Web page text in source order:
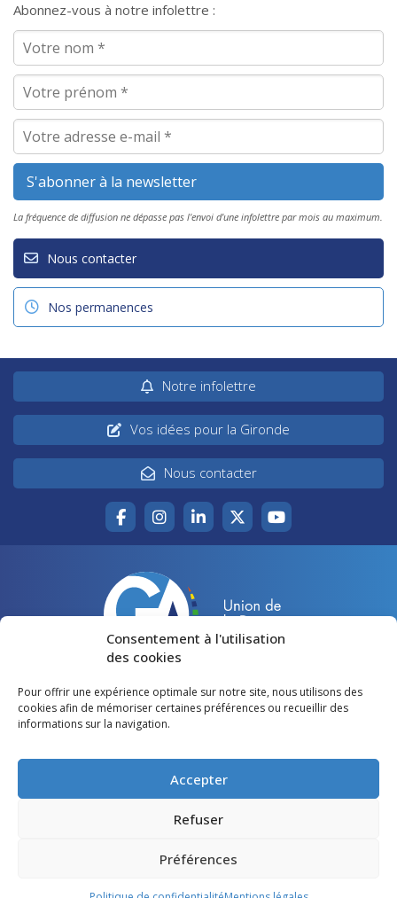
Consentement à l'utilisation
des cookies
Pour offrir une expérience optimale sur notre site, nous utilisons des
cookies afin de mémoriser certaines préférences ou recueillir des
informations sur la navigation.
Accepter
Refuser
Préférences
Abonnez-vous à notre infolettre :
La fréquence de diffusion ne dépasse pas l'envoi d'une infolettre par mois au maximum.
Nous contacter
Nos permanences
Notre infolettre
Vos idées pour la Gironde
Nous contacter
Accueil
Votre canton
Lire et voir
Agir pour la Gironde
Restons en contact
Mentions légales